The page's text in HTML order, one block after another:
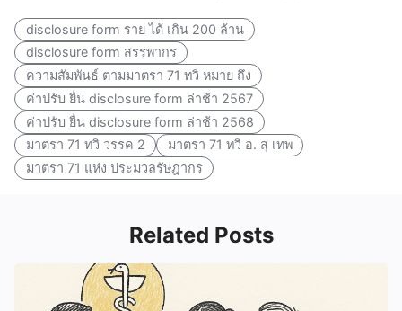
disclosure form ราย ได้ เกิน 200 ล้าน
disclosure form สรรพากร
ความสัมพันธ์ ตามมาตรา 71 ทวิ หมาย ถึง
ค่าปรับ ยื่น disclosure form ล่าช้า 2567
ค่าปรับ ยื่น disclosure form ล่าช้า 2568
มาตรา 71 ทวิ วรรค 2
มาตรา 71 ทวิ อ. สุ เทพ
มาตรา 71 แห่ง ประมวลรัษฎากร
Related Posts